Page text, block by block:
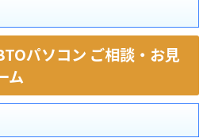
パソコン ご相談・お見
ム